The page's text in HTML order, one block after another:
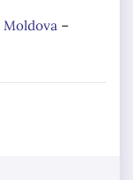
Moldova –